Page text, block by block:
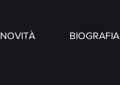
NOVITÀ BIOGRAFIA